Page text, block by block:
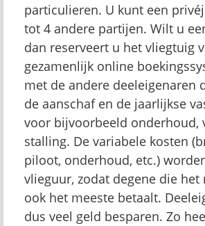
particulieren. U kunt een
tot 4 andere partijen. Wilt u
dan reserveert u het vliegtuig
gezamenlijk online
met de andere deeleigenaren
de aanschaf en de jaarlijkse
voor bijvoorbeeld onderhoud,
stalling. De variabele kosten
piloot, onderhoud, etc.)
vlieguur, zodat degene die het
ook het meeste betaalt.
dus veel geld besparen. Zo